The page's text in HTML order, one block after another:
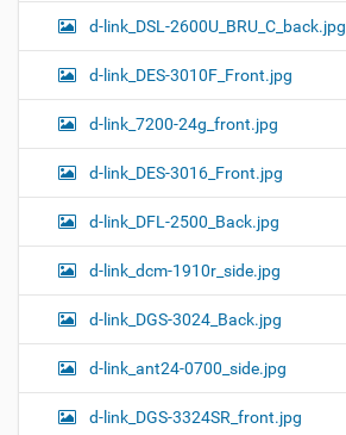
d-link_DSL-2600U_BRU_C_back.jpg
d-link_DES-3010F_Front.jpg
d-link_7200-24g_front.jpg
d-link_DES-3016_Front.jpg
d-link_DFL-2500_Back.jpg
d-link_dcm-1910r_side.jpg
d-link_DGS-3024_Back.jpg
d-link_ant24-0700_side.jpg
d-link_DGS-3324SR_front.jpg